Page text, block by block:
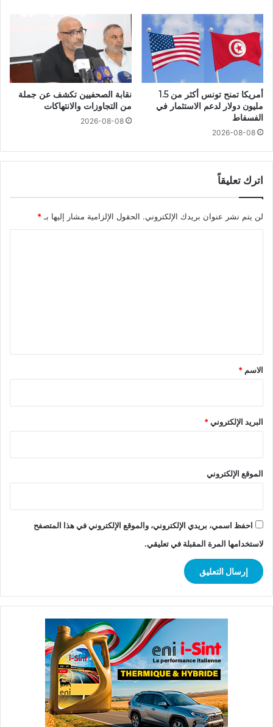
أمريكا تمنح تونس أكثر من 1.5
مليون دولار لدعم الاستثمار في
الفسفاط
2026-08-08
نقابة الصحفيين تكشف عن جملة
من التجاوزات والانتهاكات
2026-08-08
اترك تعليقاً
لن يتم نشر عنوان بريدك الإلكتروني. الحقول الإلزامية مشار إليها بـ *
*
الاسم *
البريد الإلكتروني*
الموقع الإلكتروني
احفظ اسمي، بريدي الإلكتروني، والموقع الإلكتروني في هذا المتصفح
لاستخدامها المرة المقبلة في تعليقي.